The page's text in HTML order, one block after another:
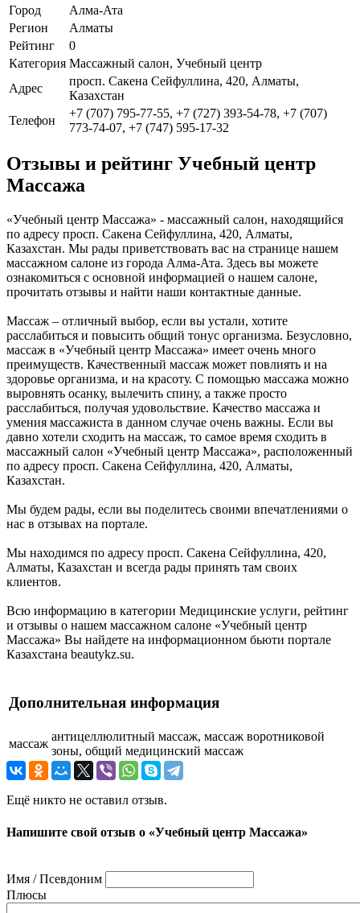
Город
Алма-Ата
Регион
Алматы
Рейтинг
0
Категория Массажный салон, Учебный центр
Адрес
просп. Сакена Сейфуллина, 420, Алматы,
Казахстан
Телефон
+7 (707) 795-77-55, +7 (727) 393-54-78, +7 (707)
773-74-07, +7 (747) 595-17-32
Отзывы и рейтинг Учебный центр
Массажа
«Учебный центр Массажа» - массажный салон, находящийся
по адресу просп. Сакена Сейфуллина, 420, Алматы,
Казахстан. Мы рады приветствовать вас на странице нашем
массажном салоне из города Алма-Ата. Здесь вы можете
ознакомиться с основной информацией о нашем салоне,
прочитать отзывы и найти наши контактные данные.
Массаж – отличный выбор, если вы устали, хотите
расслабиться и повысить общий тонус организма. Безусловно,
массаж в «Учебный центр Массажа» имеет очень много
преимуществ. Качественный массаж может повлиять и на
здоровье организма, и на красоту. С помощью массажа можно
выровнять осанку, вылечить спину, а также просто
расслабиться, получая удовольствие. Качество массажа и
умения массажиста в данном случае очень важны. Если вы
давно хотели сходить на массаж, то самое время сходить в
массажный салон «Учебный центр Массажа», расположенный
по адресу просп. Сакена Сейфуллина, 420, Алматы,
Казахстан.
Мы будем рады, если вы поделитесь своими впечатлениями о
нас в отзывах на портале.
Мы находимся по адресу просп. Сакена Сейфуллина, 420,
Алматы, Казахстан и всегда рады принять там своих
клиентов.
Всю информацию в категории Медицинские услуги, рейтинг
и отзывы о нашем массажном салоне «Учебный центр
Массажа» Вы найдете на информационном бьюти портале
Казахстана beautykz.su.
Дополнительная информация
массаж
антицеллюлитный массаж, массаж воротниковой
зоны, общий медицинский массаж
Ещё никто не оставил отзыв.
Напишите свой отзыв о «Учебный центр Массажа»
Имя / Псевдоним
Плюсы